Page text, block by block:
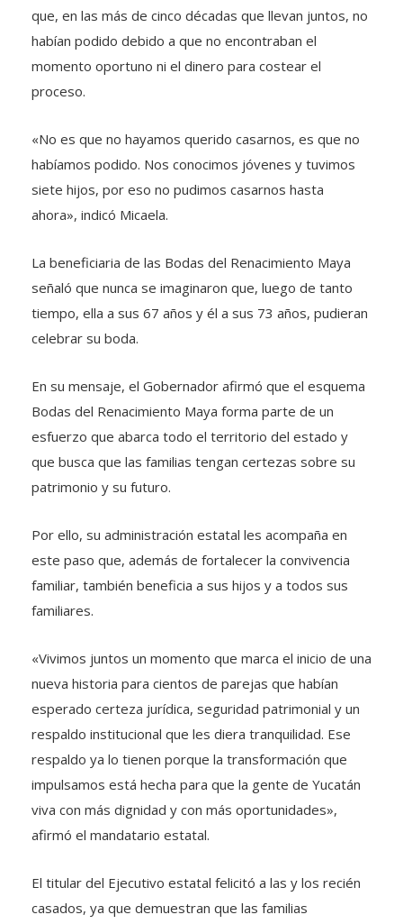
que, en las más de cinco décadas que llevan juntos, no
habían podido debido a que no encontraban el
momento oportuno ni el dinero para costear el
proceso.
«No es que no hayamos querido casarnos, es que no
habíamos podido. Nos conocimos jóvenes y tuvimos
siete hijos, por eso no pudimos casarnos hasta
ahora», indicó Micaela.
La beneficiaria de las Bodas del Renacimiento Maya
señaló que nunca se imaginaron que, luego de tanto
tiempo, ella a sus 67 años y él a sus 73 años, pudieran
celebrar su boda.
En su mensaje, el Gobernador afirmó que el esquema
Bodas del Renacimiento Maya forma parte de un
esfuerzo que abarca todo el territorio del estado y
que busca que las familias tengan certezas sobre su
patrimonio y su futuro.
Por ello, su administración estatal les acompaña en
este paso que, además de fortalecer la convivencia
familiar, también beneficia a sus hijos y a todos sus
familiares.
«Vivimos juntos un momento que marca el inicio de una
nueva historia para cientos de parejas que habían
esperado certeza jurídica, seguridad patrimonial y un
respaldo institucional que les diera tranquilidad. Ese
respaldo ya lo tienen porque la transformación que
impulsamos está hecha para que la gente de Yucatán
viva con más dignidad y con más oportunidades»,
afirmó el mandatario estatal.
El titular del Ejecutivo estatal felicitó a las y los recién
casados, ya que demuestran que las familias